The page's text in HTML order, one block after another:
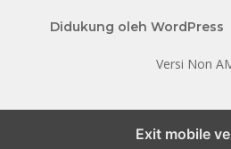
Didukung oleh WordPress
Versi Non
Exit mobile